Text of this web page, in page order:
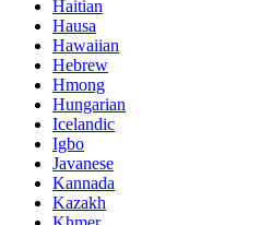
Haitian
Hausa
Hawaiian
Hebrew
Hmong
Hungarian
Icelandic
Igbo
Javanese
Kannada
Kazakh